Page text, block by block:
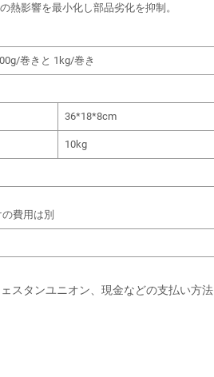
熱影響を最小化し部品劣化を抑制。
巻きと 1kg/巻き
36*18*8cm
10kg
費用は別
スタンユニオン、現金などの支払い方法